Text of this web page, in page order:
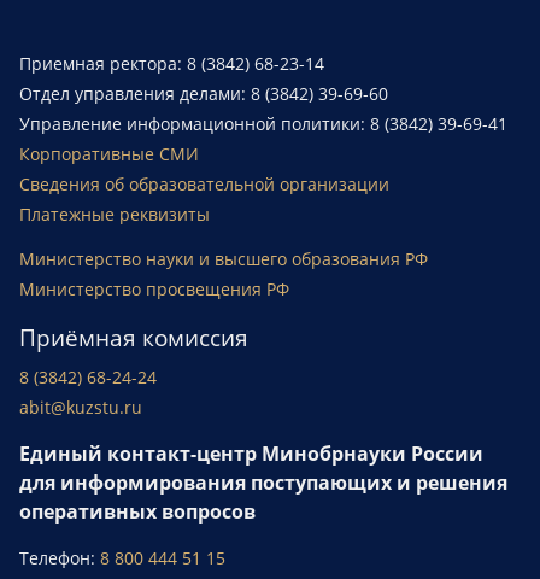
Приемная ректора: 8 (3842) 68-23-14
Отдел управления делами: 8 (3842) 39-69-60
Управление информационной политики: 8 (3842) 39-69-41
Корпоративные СМИ
Сведения об образовательной организации
Платежные реквизиты
Министерство науки и высшего образования РФ
Министерство просвещения РФ
Приёмная комиссия
8 (3842) 68-24-24
abit@kuzstu.ru
Единый контакт-центр Минобрнауки России
для информирования поступающих и решения
оперативных вопросов
Телефон: 8 800 444 51 15